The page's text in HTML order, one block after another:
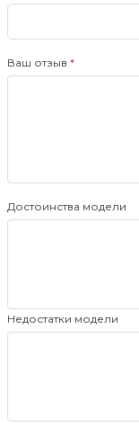
Ваш отзыв
Достоинства модели
Недостатки модели